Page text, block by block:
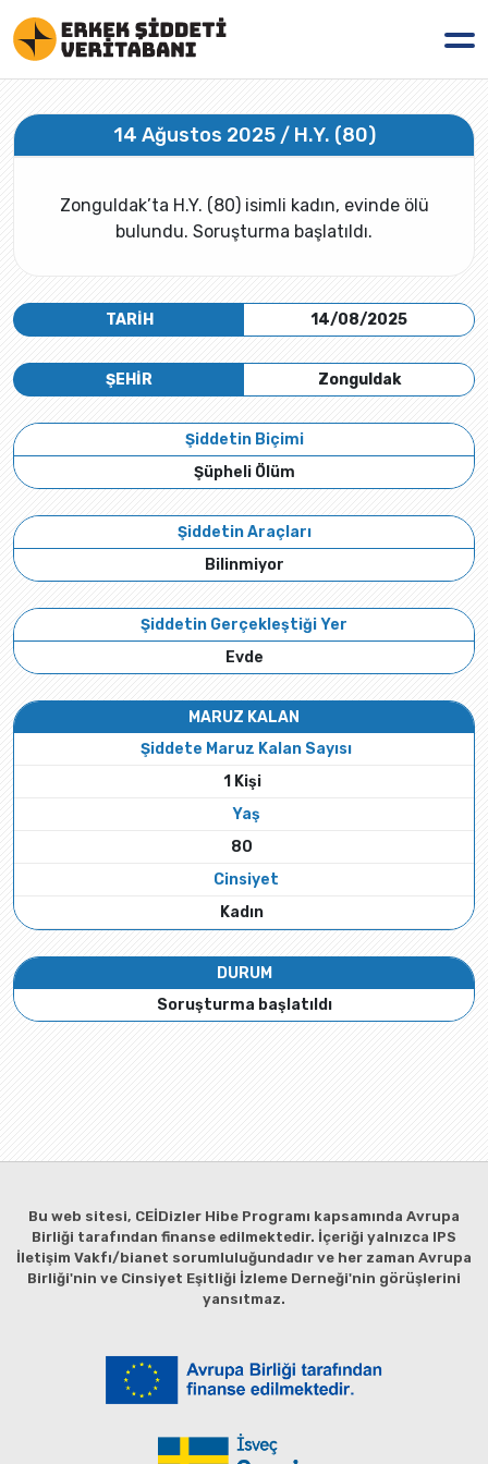
14 Ağustos 2025 / H.Y. (80)
Zonguldak’ta H.Y. (80) isimli kadın, evinde ölü
bulundu. Soruşturma başlatıldı.
TARİH 14/08/2025
Zonguldak
ŞEHİR
Şiddetin Biçimi
Şüpheli Ölüm
Şiddetin Araçları
Bilinmiyor
Şiddetin Gerçekleştiği Yer
Evde
MARUZ KALAN
Şiddete Maruz Kalan Sayısı
1 Kişi
Yaş
80
Cinsiyet
Kadın
DURUM
Soruşturma başlatıldı
Bu web sitesi, CEİDizler Hibe Programı kapsamında Avrupa
Birliği tarafından finanse edilmektedir. İçeriği yalnızca IPS
İletişim Vakfı/bianet sorumluluğundadır ve her zaman Avrupa
Birliği'nin ve Cinsiyet Eşitliği İzleme Derneği'nin görüşlerini
yansıtmaz.